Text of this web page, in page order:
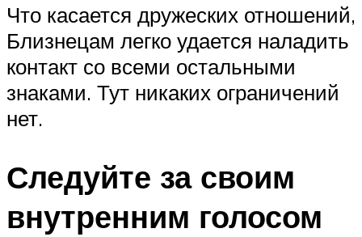
Что касается дружеских отношений,
Близнецам легко удается наладить
контакт со всеми остальными
знаками. Тут никаких ограничений
нет.
Следуйте за своим
внутренним голосом